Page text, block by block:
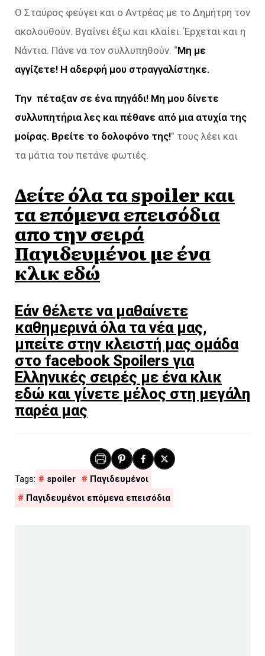
Ο Σταύρος φεύγει και ο Αντρέας με το Δημήτρη τον
ακολουθούν. Βγαίνει έξω και κλαίει. Έρχεται και η
Νάντια. Πάνε να τον συλλυπηθούν. “Μη με
αγγίζετε! Η αδερφή μου στραγγαλίστηκε.
Την πέταξαν σε ένα πηγάδι! Μη μου δίνετε
συλλυπητήρια λες και πέθανε από μια ατυχία της
μοίρας. Βρείτε το δολοφόνο της!” τους λέει και
τα μάτια του πετάνε φωτιές.
Δείτε όλα τα spoiler και
τα επόμενα επεισόδια
απο την σειρά
Παγιδευμένοι με ένα
κλικ εδώ
Εάν θέλετε να μαθαίνετε
καθημερινά όλα τα νέα μας,
μπείτε στην κλειστή μας ομάδα
στο facebook Spoilers για
Ελληνικές σειρές με ένα κλικ
εδώ και γίνετε μέλος στη μεγάλη
παρέα μας
spoiler
Παγιδευμένοι
Παγιδευμένοι επόμενα επεισόδια